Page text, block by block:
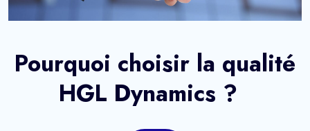
Pourquoi choisir la qualité
HGL Dynamics ?